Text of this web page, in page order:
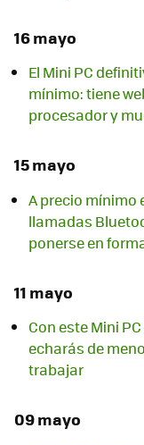
16 mayo
El Mini PC
mínimo: tiene
procesador y
15 mayo
A precio mínimo
llamadas
ponerse en
11 mayo
Con este Mini
echarás de
trabajar
09 mayo